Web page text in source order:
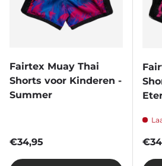
Fairtex Muay Thai
Shorts voor Kinderen -
Summer
Reguliere prijs
€34,95